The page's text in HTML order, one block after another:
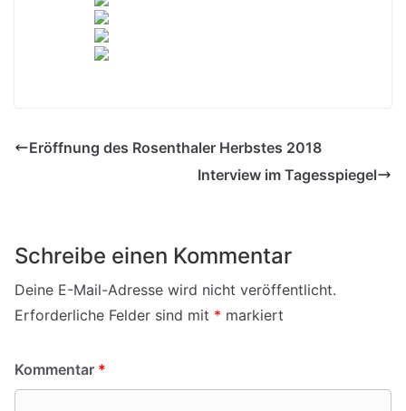
Eröffnung des Rosenthaler Herbstes 2018
Interview im Tagesspiegel
Schreibe einen Kommentar
Deine E-Mail-Adresse wird nicht veröffentlicht.
Erforderliche Felder sind mit * markiert
Kommentar *